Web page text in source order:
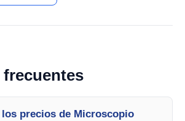
los precios de Microscopio